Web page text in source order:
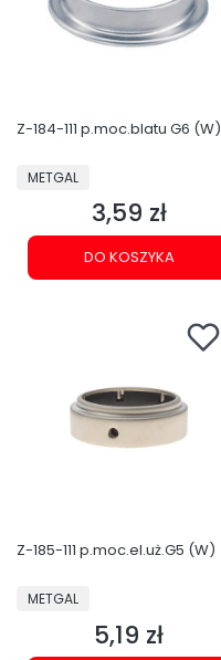
Z-184-111 p.moc.blatu G6 (W)
PRODUCENT
METGAL
Cena
3,59 zł
DO KOSZYKA
Z-185-111 p.moc.el.uż.G5 (W)
PRODUCENT
METGAL
Cena
5,19 zł